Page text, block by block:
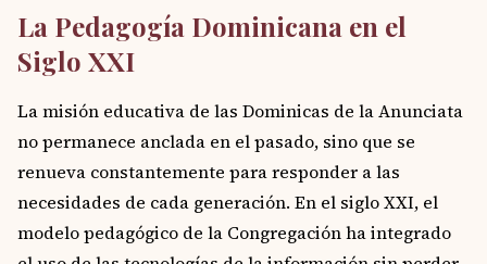
La Pedagogía Dominicana en el
Siglo XXI
La misión educativa de las Dominicas de la Anunciata
no permanece anclada en el pasado, sino que se
renueva constantemente para responder a las
necesidades de cada generación. En el siglo XXI, el
modelo pedagógico de la Congregación ha integrado